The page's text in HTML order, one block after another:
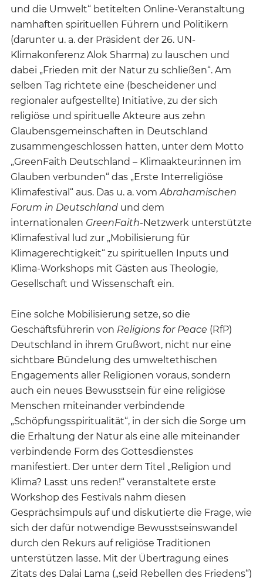
und die Umwelt“ betitelten Online-Veranstaltung
namhaften spirituellen Führern und Politikern
(darunter u. a. der Präsident der 26. UN-
Klimakonferenz Alok Sharma) zu lauschen und
dabei „Frieden mit der Natur zu schließen“. Am
selben Tag richtete eine (bescheidener und
regionaler aufgestellte) Initiative, zu der sich
religiöse und spirituelle Akteure aus zehn
Glaubensgemeinschaften in Deutschland
zusammengeschlossen hatten, unter dem Motto
„GreenFaith Deutschland – Klimaakteur:innen im
Glauben verbunden“ das „Erste Interreligiöse
Klimafestival“ aus. Das u. a. vomAbrahamischen
Forum in Deutschland und dem
internationalen GreenFaith-Netzwerk unterstützte
Klimafestival lud zur „Mobilisierung für
Klimagerechtigkeit“ zu spirituellen Inputs und
Klima-Workshops mit Gästen aus Theologie,
Gesellschaft und Wissenschaft ein.
Eine solche Mobilisierung setze, so die
Geschäftsführerin von Religions for Peace (RfP)
Deutschland in ihrem Grußwort, nicht nur eine
sichtbare Bündelung des umweltethischen
Engagements aller Religionen voraus, sondern
auch ein neues Bewusstsein für eine religiöse
Menschen miteinander verbindende
„Schöpfungsspiritualität“, in der sich die Sorge um
die Erhaltung der Natur als eine alle miteinander
verbindende Form des Gottesdienstes
manifestiert. Der unter dem Titel „Religion und
Klima? Lasst uns reden!“ veranstaltete erste
Workshop des Festivals nahm diesen
Gesprächsimpuls auf und diskutierte die Frage, wie
sich der dafür notwendige Bewusstseinswandel
durch den Rekurs auf religiöse Traditionen
unterstützen lasse. Mit der Übertragung eines
Zitats des Dalai Lama („seid Rebellen des Friedens“)